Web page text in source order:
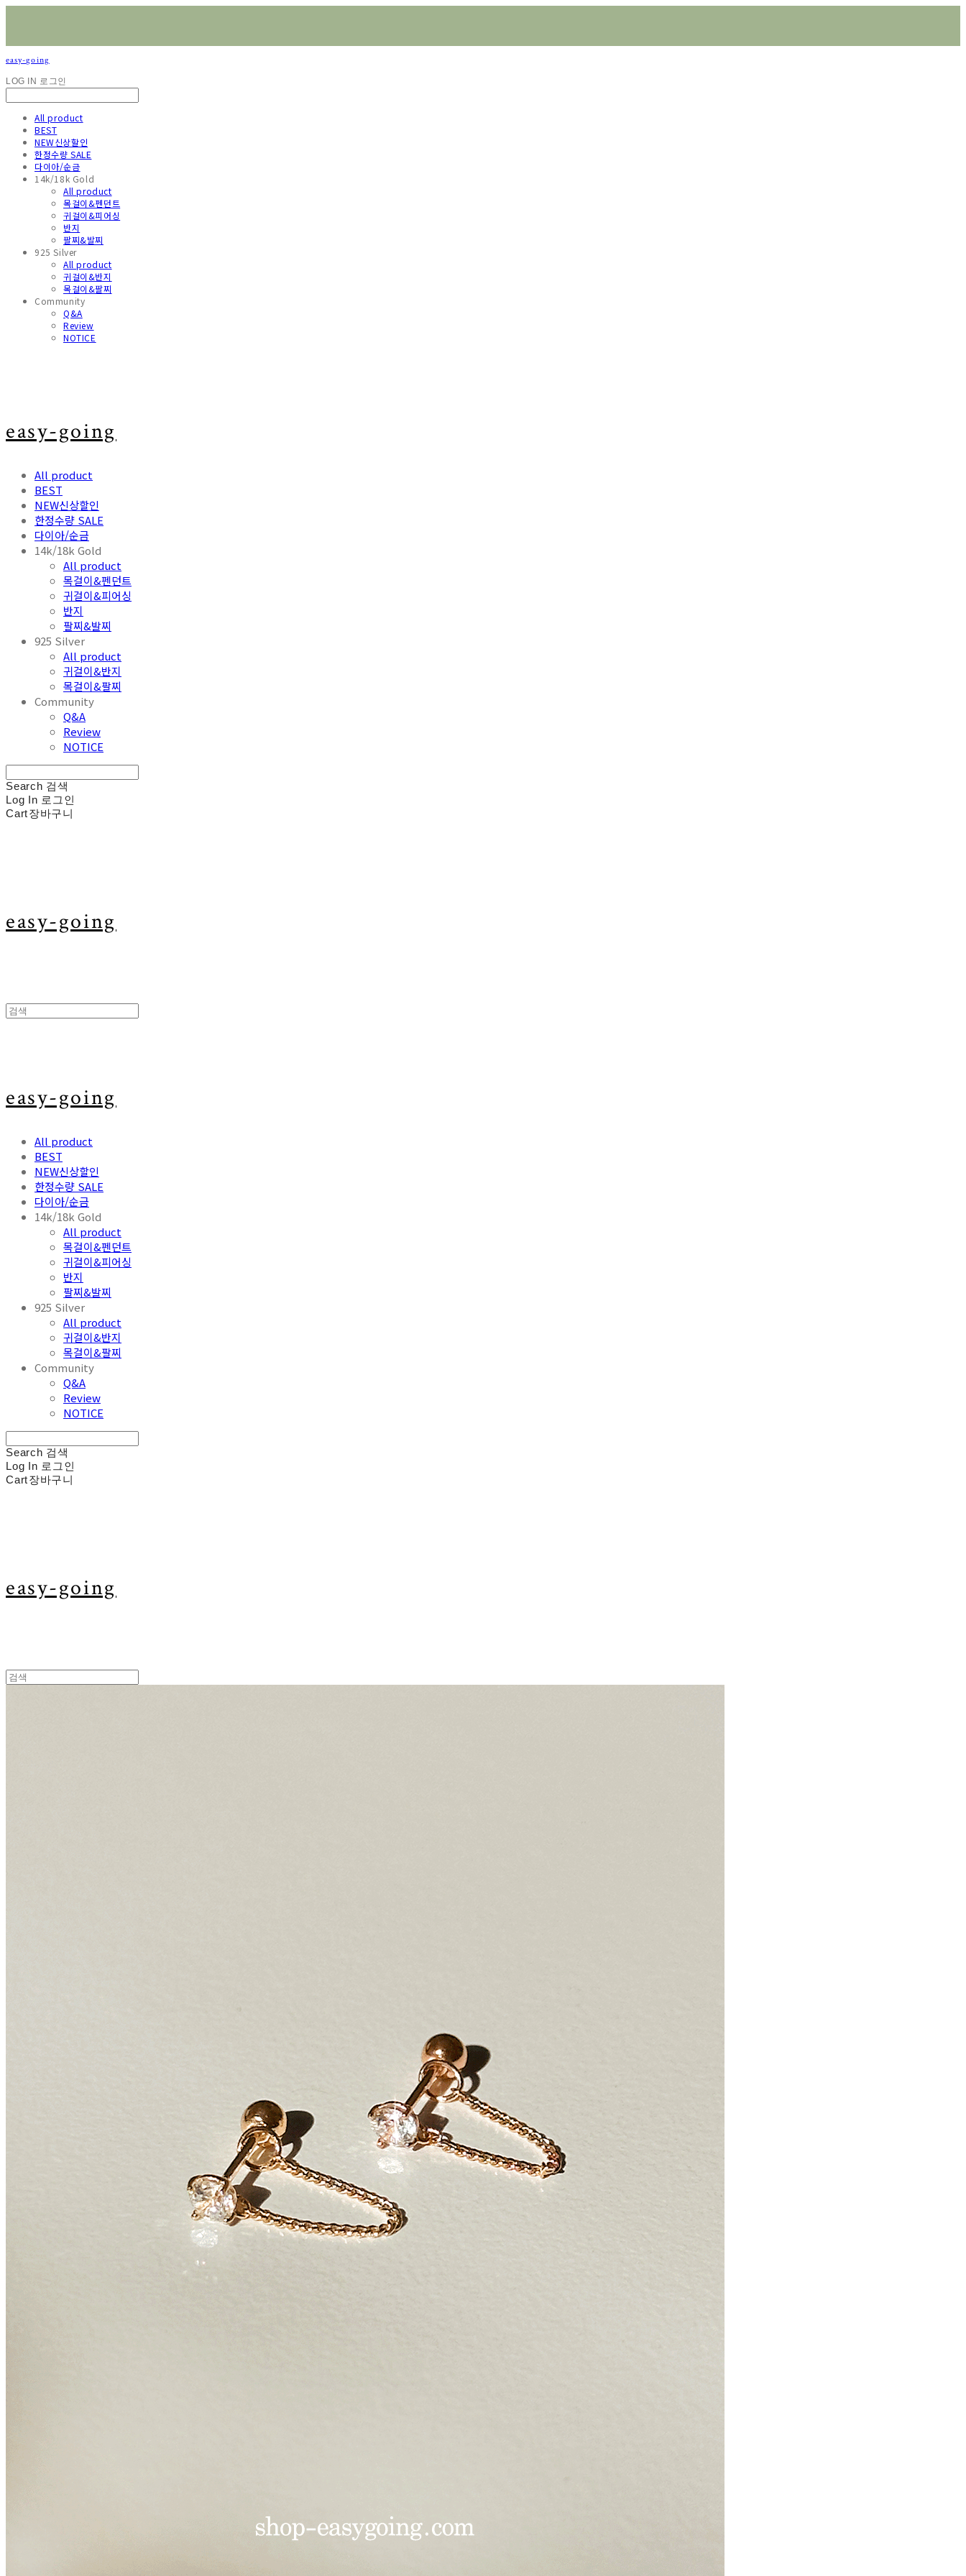
easy-going
LOG IN 로그인
All product
BEST
NEW신상할인
한정수량 SALE
다이아/순금
14k/18k Gold
All product
목걸이&펜던트
귀걸이&피어싱
반지
팔찌&발찌
925 Silver
All product
귀걸이&반지
목걸이&팔찌
Community
Q&A
Review
NOTICE
easy-going
All product
BEST
NEW신상할인
한정수량 SALE
다이아/순금
14k/18k Gold
All product
목걸이&펜던트
귀걸이&피어싱
반지
팔찌&발찌
925 Silver
All product
귀걸이&반지
목걸이&팔찌
Community
Q&A
Review
NOTICE
Search 검색
Log In 로그인
Cart장바구니
easy-going
easy-going
All product
BEST
NEW신상할인
한정수량 SALE
다이아/순금
14k/18k Gold
All product
목걸이&펜던트
귀걸이&피어싱
반지
팔찌&발찌
925 Silver
All product
귀걸이&반지
목걸이&팔찌
Community
Q&A
Review
NOTICE
Search 검색
Log In 로그인
Cart장바구니
easy-going